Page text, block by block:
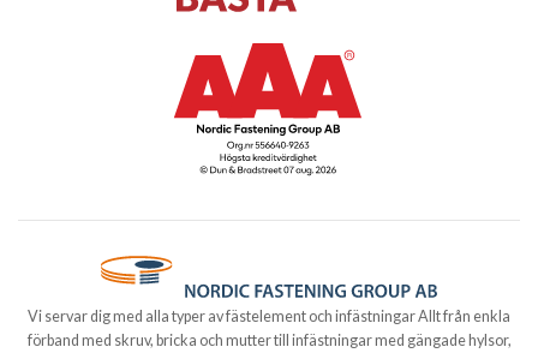
Vi servar dig med alla typer av fästelement och infästningar Allt från enkla
förband med skruv, bricka och mutter till infästningar med gängade hylsor,